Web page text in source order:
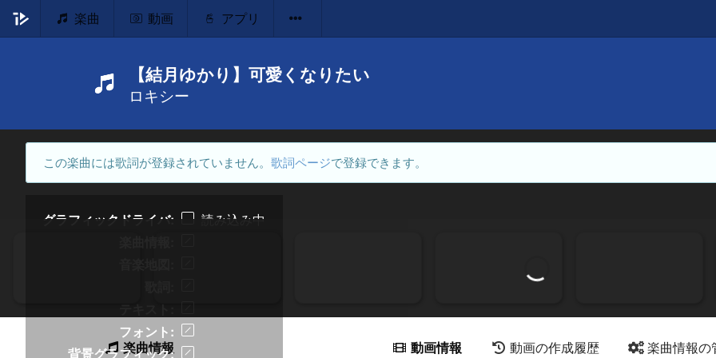
楽曲 動画 アプリ
【結月ゆかり】可愛くなりたい
ロキシー
この楽曲には歌詞が登録されていません。 歌詞ページで登録できます。
グラフィックドライバ
読み込み中
フォント
背景グラフィック
楽曲情報 動画情報 動画の作成履歴 楽曲情報の